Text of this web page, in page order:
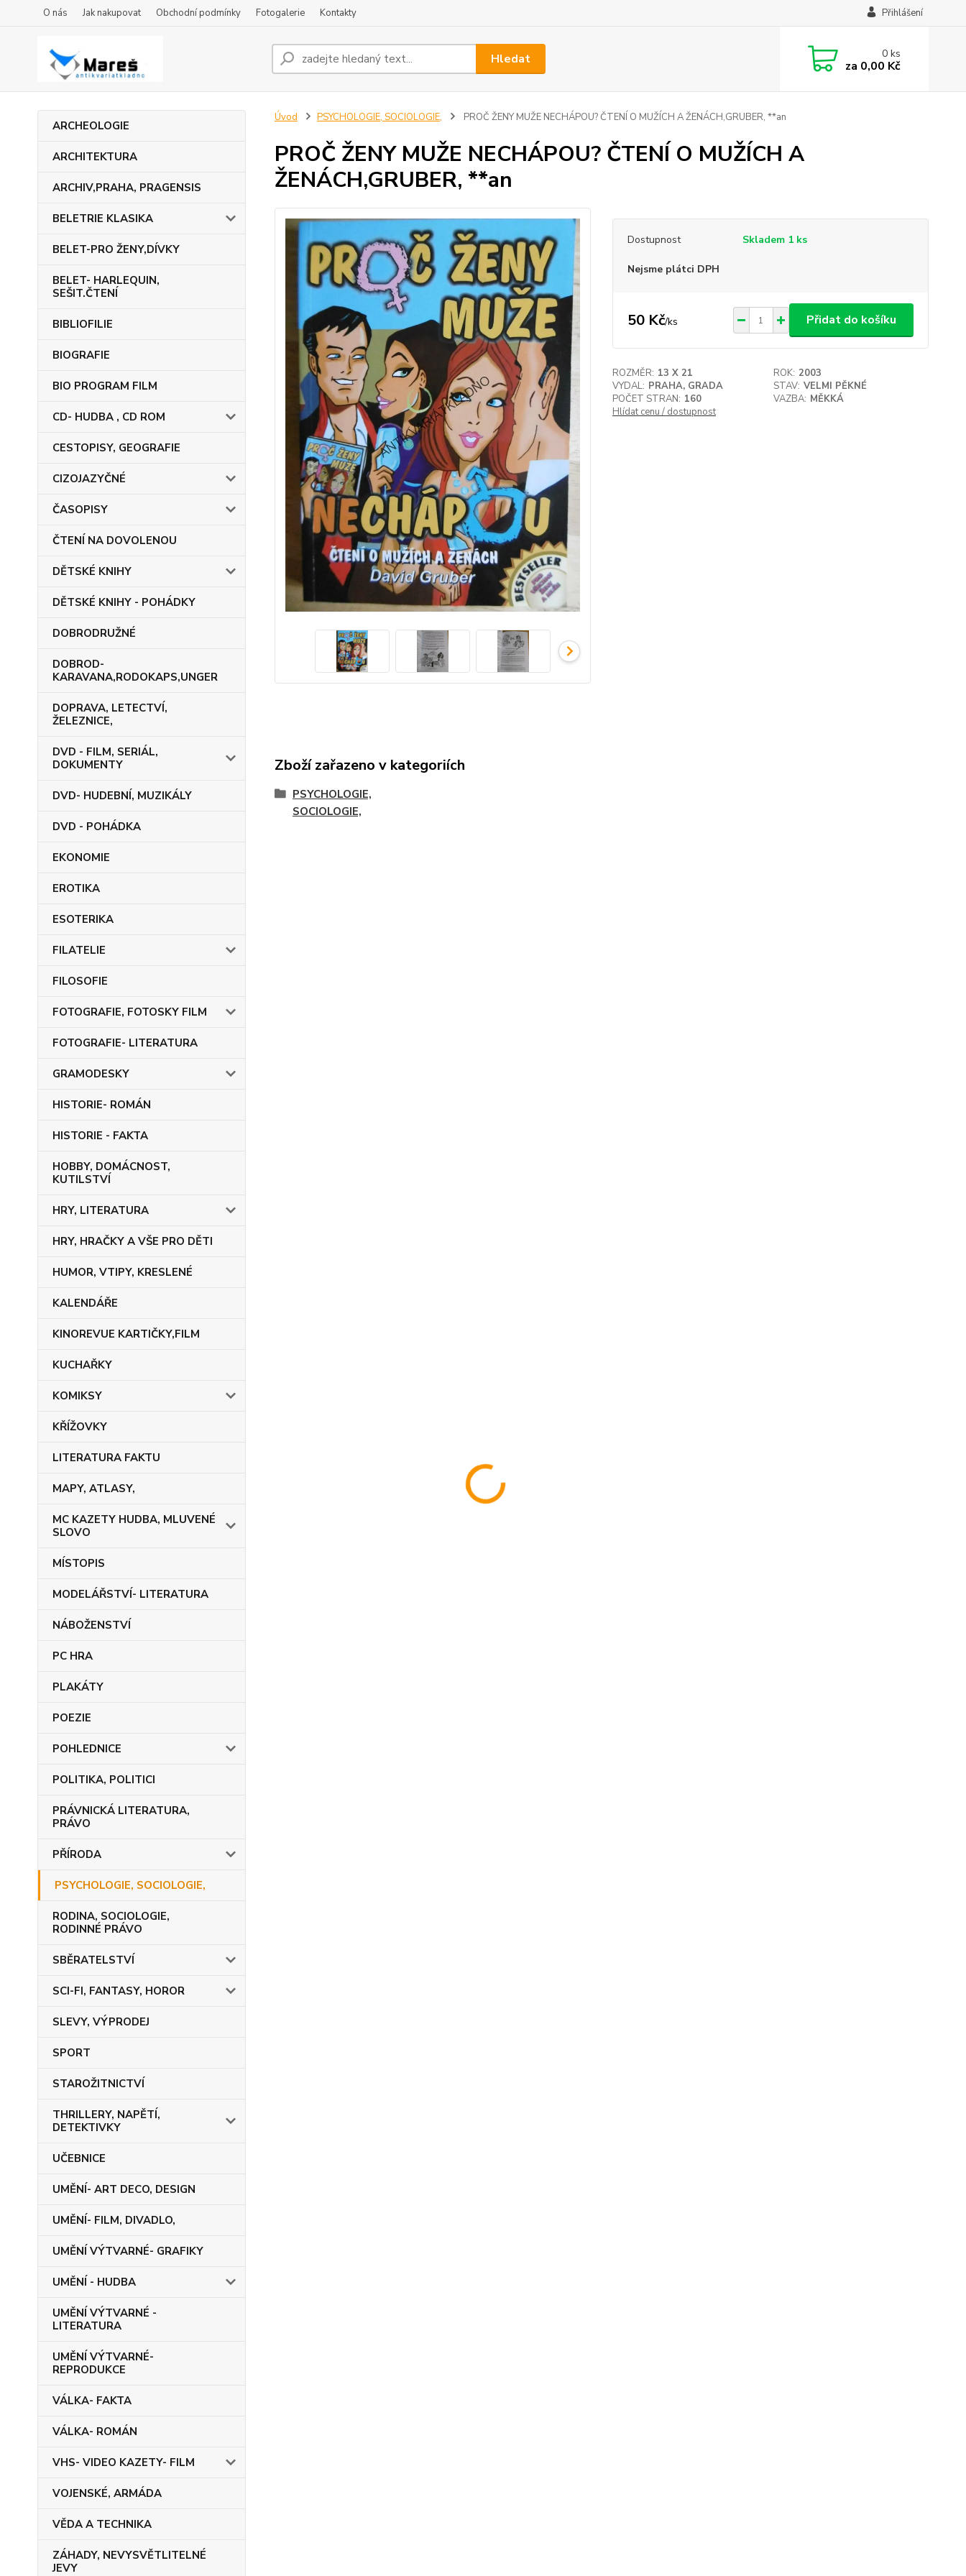
O nás Jak nakupovat Obchodní podmínky Fotogalerie Kontakty Přihlášení
Hledat 0ks
za 0,00 Kč
ARCHEOLOGIE
ARCHITEKTURA
ARCHIV,PRAHA, PRAGENSIS
BELETRIE KLASIKA
BELET-PRO ŽENY,DÍVKY
BELET- HARLEQUIN,
SEŠIT.ČTENÍ
BIBLIOFILIE
BIOGRAFIE
BIO PROGRAM FILM
CD- HUDBA , CD ROM
CESTOPISY, GEOGRAFIE
CIZOJAZYČNÉ
ČASOPISY
ČTENÍ NA DOVOLENOU
DĚTSKÉ KNIHY
DĚTSKÉ KNIHY - POHÁDKY
DOBRODRUŽNÉ
DOBROD-
KARAVANA,RODOKAPS,UNGER
DOPRAVA, LETECTVÍ,
ŽELEZNICE,
DVD - FILM, SERIÁL,
DOKUMENTY
DVD- HUDEBNÍ, MUZIKÁLY
DVD - POHÁDKA
EKONOMIE
EROTIKA
ESOTERIKA
FILATELIE
FILOSOFIE
FOTOGRAFIE, FOTOSKY FILM
FOTOGRAFIE- LITERATURA
GRAMODESKY
HISTORIE- ROMÁN
HISTORIE - FAKTA
HOBBY, DOMÁCNOST,
KUTILSTVÍ
HRY, LITERATURA
HRY, HRAČKY A VŠE PRO DĚTI
HUMOR, VTIPY, KRESLENÉ
KALENDÁŘE
KINOREVUE KARTIČKY,FILM
KUCHAŘKY
KOMIKSY
KŘÍŽOVKY
LITERATURA FAKTU
MAPY, ATLASY,
MC KAZETY HUDBA, MLUVENÉ
SLOVO
MÍSTOPIS
MODELÁŘSTVÍ- LITERATURA
NÁBOŽENSTVÍ
PC HRA
PLAKÁTY
POEZIE
POHLEDNICE
POLITIKA, POLITICI
PRÁVNICKÁ LITERATURA,
PRÁVO
PŘÍRODA
PSYCHOLOGIE, SOCIOLOGIE,
RODINA, SOCIOLOGIE,
RODINNÉ PRÁVO
SBĚRATELSTVÍ
SCI-FI, FANTASY, HOROR
SLEVY, VÝPRODEJ
SPORT
STAROŽITNICTVÍ
THRILLERY, NAPĚTÍ,
DETEKTIVKY
UČEBNICE
UMĚNÍ- ART DECO, DESIGN
UMĚNÍ- FILM, DIVADLO,
UMĚNÍ VÝTVARNÉ- GRAFIKY
UMĚNÍ - HUDBA
UMĚNÍ VÝTVARNÉ -
LITERATURA
UMĚNÍ VÝTVARNÉ-
REPRODUKCE
VÁLKA- FAKTA
VÁLKA- ROMÁN
VHS- VIDEO KAZETY- FILM
VOJENSKÉ, ARMÁDA
VĚDA A TECHNIKA
ZÁHADY, NEVYSVĚTLITELNÉ
JEVY
Úvod PSYCHOLOGIE, SOCIOLOGIE, PROČ ŽENY MUŽE NECHÁPOU? ČTENÍ O MUŽÍCH A ŽENÁCH,GRUBER, **an
PROČ ŽENY MUŽE NECHÁPOU? ČTENÍ O MUŽÍCH A
ŽENÁCH,GRUBER, **an
Dostupnost Skladem 1 ks
Nejsme plátci DPH
50 Kč/ks Přidat do košíku
ROZMĚR: 13 X 21 ROK: 2003
VYDAL: PRAHA, GRADA STAV: VELMI PĚKNÉ
POČET STRAN: 160 VAZBA: MĚKKÁ
Hlídat cenu / dostupnost
Zboží zařazeno v kategoriích
PSYCHOLOGIE,
SOCIOLOGIE,